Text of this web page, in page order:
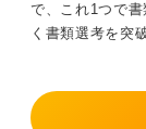
書
で、これ1つで
く書類選考を突
例文④異業種
己PR例文4選